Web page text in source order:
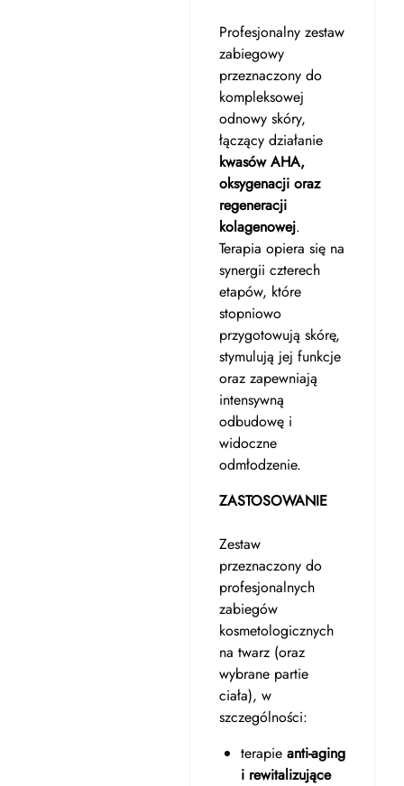
Profesjonalny zestaw
zabiegowy
przeznaczony do
kompleksowej
odnowy skóry,
łączący działanie
kwasów AHA,
oksygenacji oraz
regeneracji
kolagenowej.
Terapia opiera się na
synergii czterech
etapów, które
stopniowo
przygotowują skórę,
stymulują jej funkcje
oraz zapewniają
intensywną
odbudowę i
widoczne
odmłodzenie.
ZASTOSOWANIE
Zestaw
przeznaczony do
profesjonalnych
zabiegów
kosmetologicznych
na twarz (oraz
wybrane partie
ciała), w
szczególności:
terapie anti-aging
i rewitalizujące